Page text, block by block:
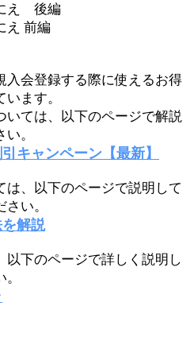
え 後編
え 前編
入会登録する際に使えるお得
ます。
いては、以下のページで解説
。
キャンペーン【最新】
は、以下のページで説明して
い。
解説
以下のページで詳しく説明し